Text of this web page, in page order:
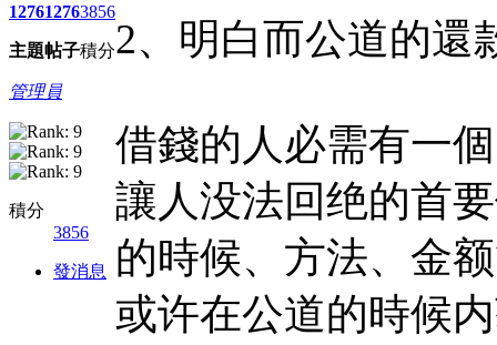
1276
主題
1276
帖子
3856
積分
管理員
積分
3856
發消息
2、明白而公道的還
借錢的人必需有一
讓人没法回绝的首
的時候、方法、金
或许在公道的時候